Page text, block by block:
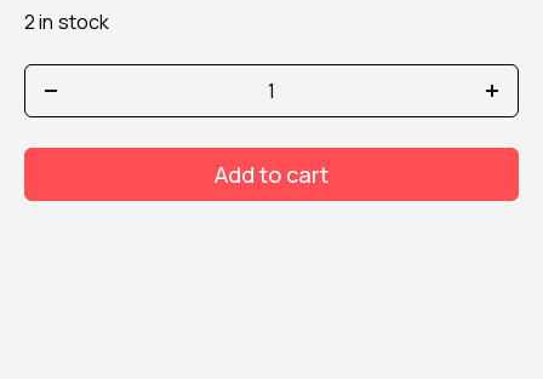
2 in stock
MESAUDA
PETAL
LIQUID
301
Add to cart